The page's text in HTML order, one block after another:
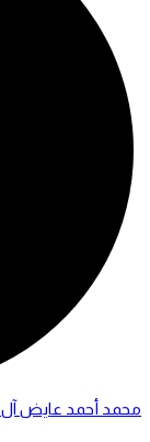
محمد أحمد عايض آل